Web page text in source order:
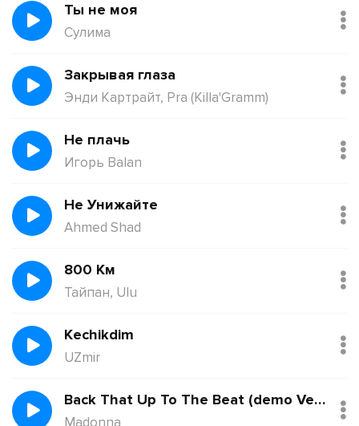
Ты не моя
Сулима
Закрывая глаза
Энди Картрайт, Pra (Killa'Gramm)
Не плачь
Игорь Balan
Не Унижайте
Ahmed Shad
800 Км
Тайпан, Ulu
Kechikdim
UZmir
Back That Up To The Beat (demo Version)
Madonna